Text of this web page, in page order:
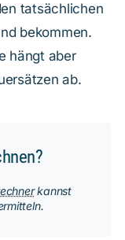
tatsächlichen
bekommen.
hängt aber
ab.
kannst